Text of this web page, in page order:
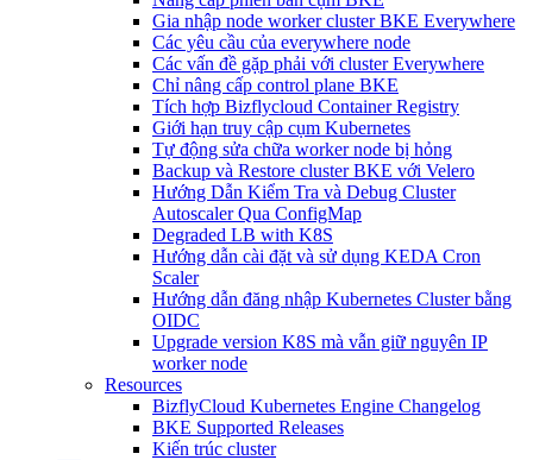
Gia nhập node worker cluster BKE Everywhere
Các yêu cầu của everywhere node
Các vấn đề gặp phải với cluster Everywhere
Chỉ nâng cấp control plane BKE
Tích hợp Bizflycloud Container Registry
Giới hạn truy cập cụm Kubernetes
Tự động sửa chữa worker node bị hỏng
Backup và Restore cluster BKE với Velero
Hướng Dẫn Kiểm Tra và Debug Cluster
Autoscaler Qua ConfigMap
Degraded LB with K8S
Hướng dẫn cài đặt và sử dụng KEDA Cron
Scaler
Hướng dẫn đăng nhập Kubernetes Cluster bằng
OIDC
Upgrade version K8S mà vẫn giữ nguyên IP
worker node
Resources
BizflyCloud Kubernetes Engine Changelog
BKE Supported Releases
Kiến trúc cluster